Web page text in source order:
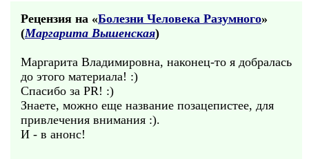
Рецензия на «Болезни Человека Разумного»
(Маргарита Вышенская)
Маргарита Владимировна, наконец-то я добралась
до этого материала! :)
Спасибо за PR! :)
Знаете, можно еще название позацепистее, для
привлечения внимания :).
И - в анонс!